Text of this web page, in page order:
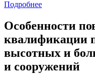
Подробнее
Особенности
квалификации
высотных и
и сооружений